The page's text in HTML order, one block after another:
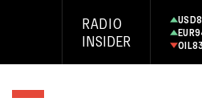
RADIO
INSIDER
USD
EUR
OIL